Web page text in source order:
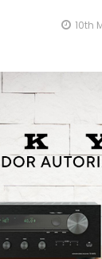
10th